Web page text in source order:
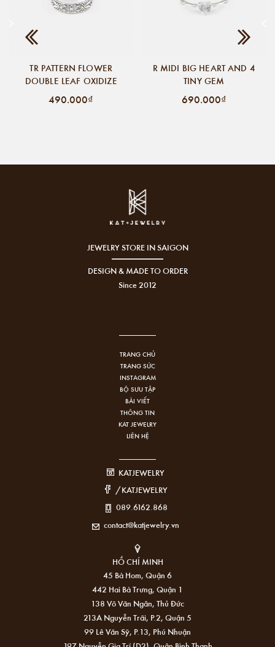
TR PATTERN FLOWER
DOUBLE LEAF OXIDIZE
490.000₫
R MIDI BIG HEART AND 4
TINY GEM
690.000₫
JEWELRY STORE IN SAIGON
DESIGN & MADE TO ORDER
Since 2012
TRANG CHỦ
TRANG SỨC
INSTAGRAM
BỘ SƯU TẬP
BÀI VIẾT
THÔNG TIN
KAT JEWELRY
LIÊN HỆ
KATJEWELRY
/KATJEWELRY
089.6162.868
contact@katjewelry.vn
HỒ CHÍ MINH
45 Bà Hom, Quận 6
442 Hai Bà Trưng, Quận 1
138 Võ Văn Ngân, Thủ Đức
213A Nguyễn Trãi, P.2, Quận 5
99 Lê Văn Sỹ, P.13, Phú Nhuận